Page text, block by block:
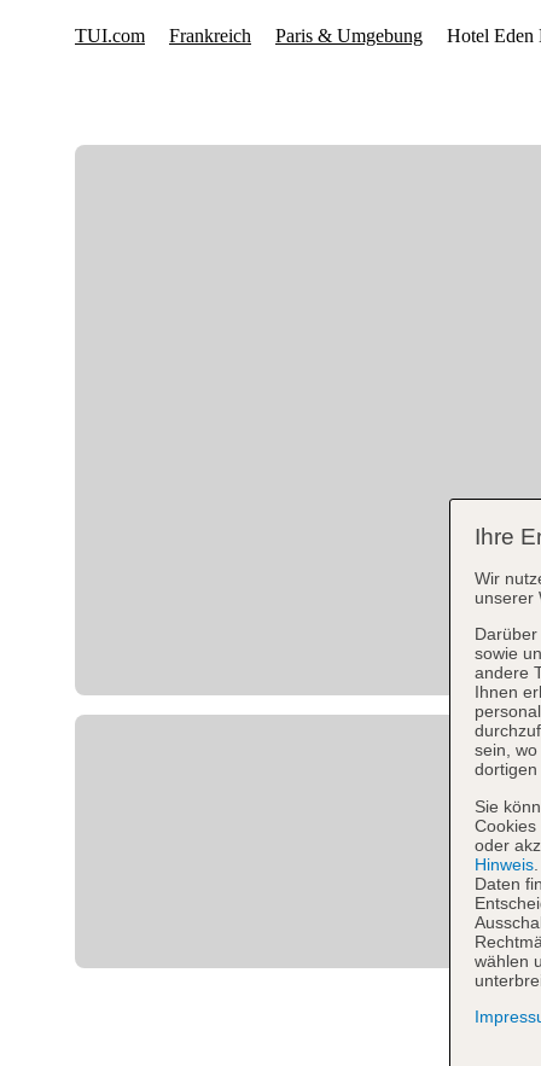
Ihre
Wir
unserer
sowie
andere
Ihnen
sein,
dortigen
Sie
Cookies
oder
Hinweis
Daten
wählen